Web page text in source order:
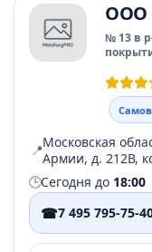
ООО
№ 13 в
📍Московская
Армии, д. 212В,
🕒Сегодня до 18:00
☎7 495 795-75-